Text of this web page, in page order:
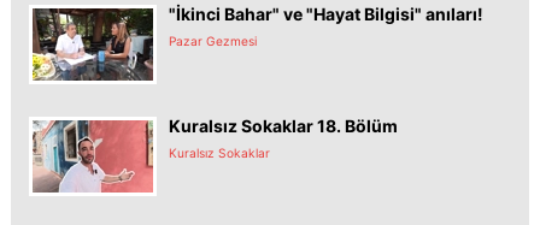
"İkinci Bahar" ve "Hayat Bilgisi" anıları!
Pazar Gezmesi
Kuralsız Sokaklar 18. Bölüm
Kuralsız Sokaklar